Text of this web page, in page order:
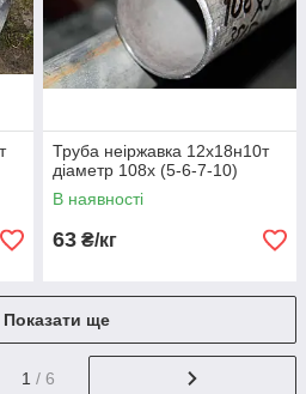
Труба неіржавка 12х18н10т
діаметр 108х (5-6-7-10)
В наявності
63 ₴/кг
Показати ще
1 / 6